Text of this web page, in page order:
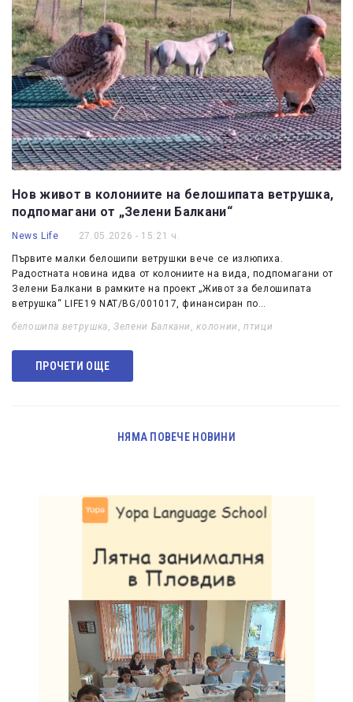
Нов живот в колониите на белошипата ветрушка,
подпомагани от „Зелени Балкани“
News Life 27.05.2026 - 15:21 ч.
Първите малки белошипи ветрушки вече се излюпиха.
Радостната новина идва от колониите на вида, подпомагани от
Зелени Балкани в рамките на проект „Живот за белошипата
ветрушка“ LIFE19 NAT/BG/001017, финансиран по…
белошипа ветрушка,Зелени Балкани ,колонии ,птици
ПРОЧЕТИ ОЩЕ
НЯМА ПОВЕЧЕ НОВИНИ